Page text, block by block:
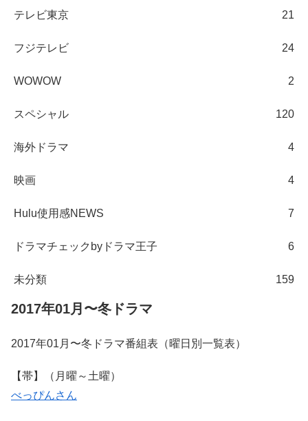
テレビ東京 21
フジテレビ 24
WOWOW 2
スペシャル 120
海外ドラマ 4
映画 4
Hulu使用感NEWS 7
ドラマチェックbyドラマ王子 6
未分類 159
2017年01月〜冬ドラマ
2017年01月〜冬ドラマ番組表（曜日別一覧表）
【帯】（月曜～土曜）
べっぴんさん